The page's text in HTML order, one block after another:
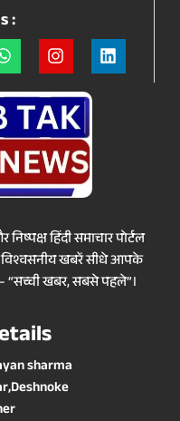
:
हिंदी समाचार पोर्टल
विश्वसनीय खबरें सीधे आपके
“सच्ची खबर, सबसे पहले”।
sharma